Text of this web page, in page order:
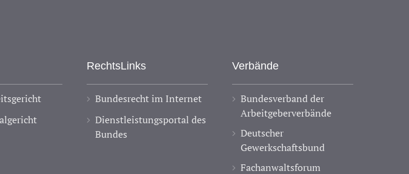
RechtsLinks
Bundesrecht im Internet
Dienstleistungsportal des
Bundes
Verbände
Bundesverband der
Arbeitgeberverbände
Deutscher
Gewerkschaftsbund
Fachanwaltsforum